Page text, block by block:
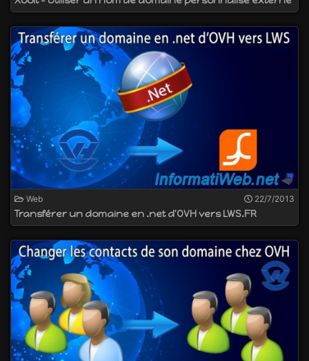
Web 22/7/2013
Transférer un domaine en .net d'OVH vers LWS.FR